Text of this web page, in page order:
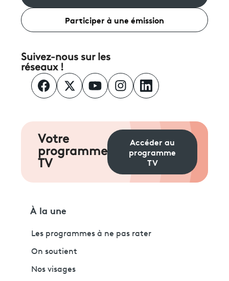
Participer à une émission
Suivez-nous sur les
réseaux !
Votre
programme
TV
Accéder au
programme
TV
À la une
Les programmes à ne pas rater
On soutient
Nos visages